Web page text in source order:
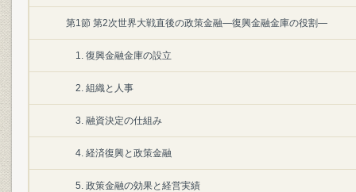
第1節 第2次世界大戦直後の政策金融―復興金融金庫の役割―
1. 復興金融金庫の設立
2. 組織と人事
3. 融資決定の仕組み
4. 経済復興と政策金融
5. 政策金融の効果と経営実績